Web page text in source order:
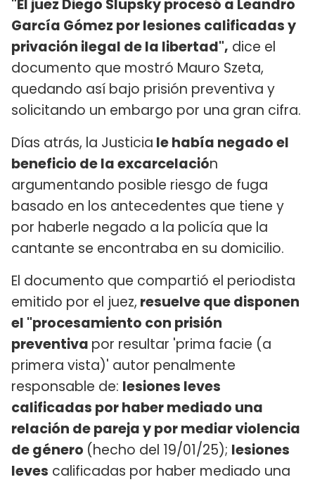
"El juez Diego Slupsky procesó a Leandro
García Gómez por lesiones calificadas y
privación ilegal de la libertad", dice el
documento que mostró Mauro Szeta,
quedando así bajo prisión preventiva y
solicitando un embargo por una gran cifra.
Días atrás, la Justicia le había negado el
beneficio de la excarcelación
argumentando posible riesgo de fuga
basado en los antecedentes que tiene y
por haberle negado a la policía que la
cantante se encontraba en su domicilio.
El documento que compartió el periodista
emitido por el juez, resuelve que disponen
el "procesamiento con prisión
preventiva por resultar 'prima facie (a
primera vista)' autor penalmente
responsable de: lesiones leves
calificadas por haber mediado una
relación de pareja y por mediar violencia
de género (hecho del 19/01/25); lesiones
leves calificadas por haber mediado una